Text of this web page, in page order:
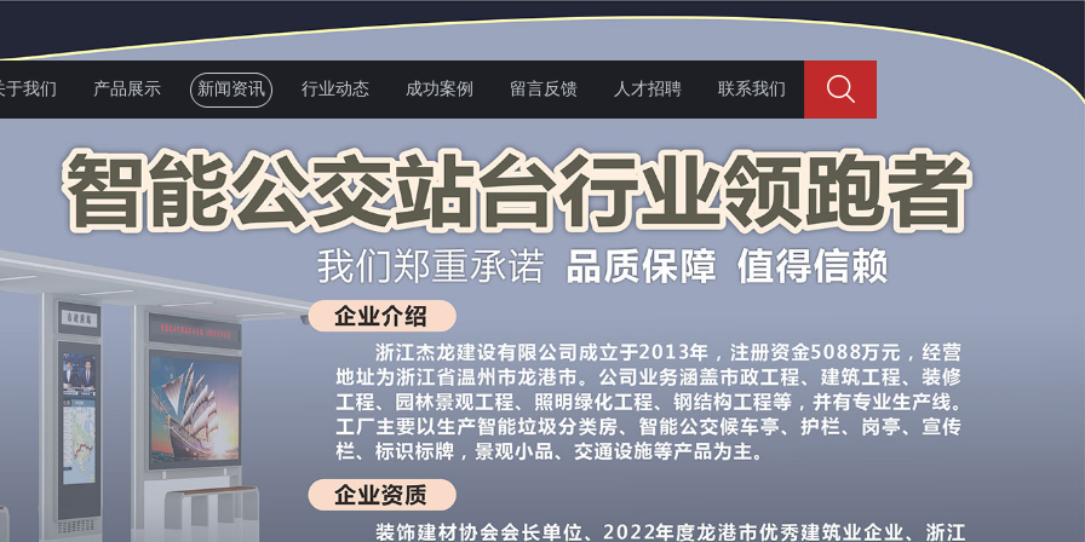
于我们 产品展示 新闻资讯 行业动态 成功案例 留言反馈 人才招聘 联系我们